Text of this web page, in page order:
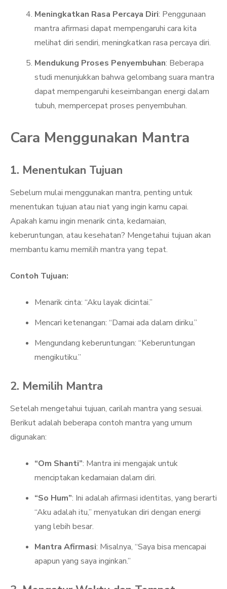
Meningkatkan Rasa Percaya Diri: Penggunaan
mantra afirmasi dapat mempengaruhi cara kita
melihat diri sendiri, meningkatkan rasa percaya diri.
Mendukung Proses Penyembuhan: Beberapa
studi menunjukkan bahwa gelombang suara mantra
dapat mempengaruhi keseimbangan energi dalam
tubuh, mempercepat proses penyembuhan.
Cara Menggunakan Mantra
1. Menentukan Tujuan
Sebelum mulai menggunakan mantra, penting untuk
menentukan tujuan atau niat yang ingin kamu capai.
Apakah kamu ingin menarik cinta, kedamaian,
keberuntungan, atau kesehatan? Mengetahui tujuan akan
membantu kamu memilih mantra yang tepat.
Contoh Tujuan:
Menarik cinta: “Aku layak dicintai.”
Mencari ketenangan: “Damai ada dalam diriku.”
Mengundang keberuntungan: “Keberuntungan
mengikutiku.”
2. Memilih Mantra
Setelah mengetahui tujuan, carilah mantra yang sesuai.
Berikut adalah beberapa contoh mantra yang umum
digunakan:
“Om Shanti”: Mantra ini mengajak untuk
menciptakan kedamaian dalam diri.
“So Hum”: Ini adalah afirmasi identitas, yang berarti
“Aku adalah itu,” menyatukan diri dengan energi
yang lebih besar.
Mantra Afirmasi: Misalnya, “Saya bisa mencapai
apapun yang saya inginkan.”